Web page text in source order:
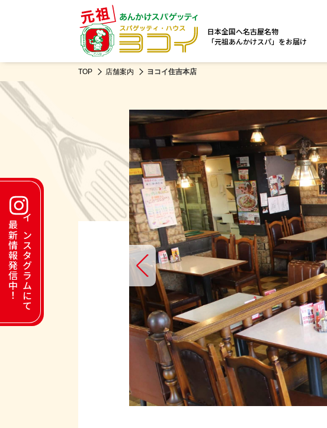
日本全国へ名古屋名物
「元祖あんかけスパ」 をお届け
インスタグラムにて
最新情報発信中！
TOP 店舗案内 ヨコイ住吉本店